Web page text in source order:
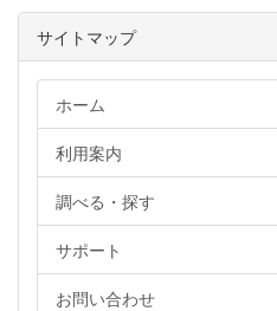
サイトマップ
ホーム
利用案内
調べる・探す
サポート
お問い合わせ